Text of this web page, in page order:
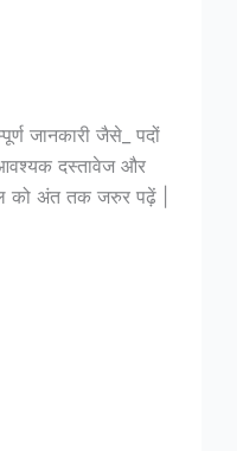
जानकारी जैसे_ पदों
दस्तावेज और
को अंत तक जरुर पढ़ें |